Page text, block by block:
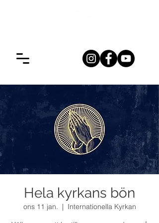
Hela kyrkans bön
ons 11 jan.
  |
Internationella Kyrkan